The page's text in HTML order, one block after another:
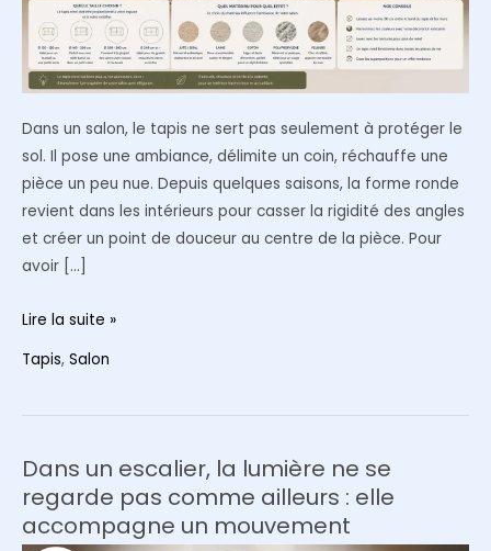
Dans un salon, le tapis ne sert pas seulement à protéger le
sol. Il pose une ambiance, délimite un coin, réchauffe une
pièce un peu nue. Depuis quelques saisons, la forme ronde
revient dans les intérieurs pour casser la rigidité des angles
et créer un point de douceur au centre de la pièce. Pour
avoir […]
Le
rond,
qui
adoucit
et
structure
Lire la suite »
Tapis, Salon
Dans un escalier, la lumière ne se
regarde pas comme ailleurs : elle
accompagne un mouvement